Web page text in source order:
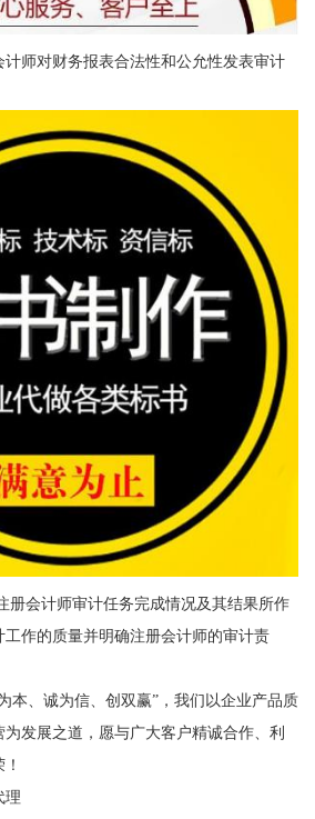
师对财务报表合法性和公允性发表审计
计师审计任务完成情况及其结果所作
作的质量并明确注册会计师的审计责
本、诚为信、创双赢”，我们以企业产品质
发展之道，愿与广大客户精诚合作、利
理